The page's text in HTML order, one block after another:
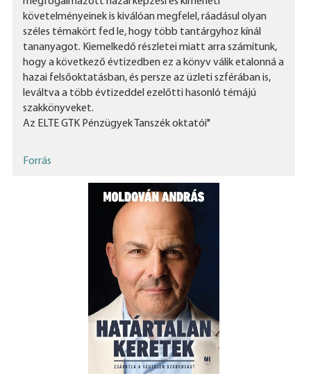
követelményeinek is kiválóan megfelel, ráadásul olyan
széles témakört fed le, hogy több tantárgyhoz kínál
tananyagot. Kiemelkedő részletei miatt arra számítunk,
hogy a következő évtizedben ez a könyv válik etalonná a
hazai felsőoktatásban, és persze az üzleti szférában is,
leváltva a több évtizeddel ezelőtti hasonló témájú
szakkönyveket.
Az ELTE GTK Pénzügyek Tanszék oktatói"
Forrás